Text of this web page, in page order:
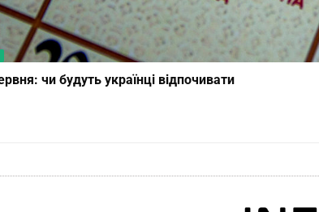
чи будуть українці відпочивати